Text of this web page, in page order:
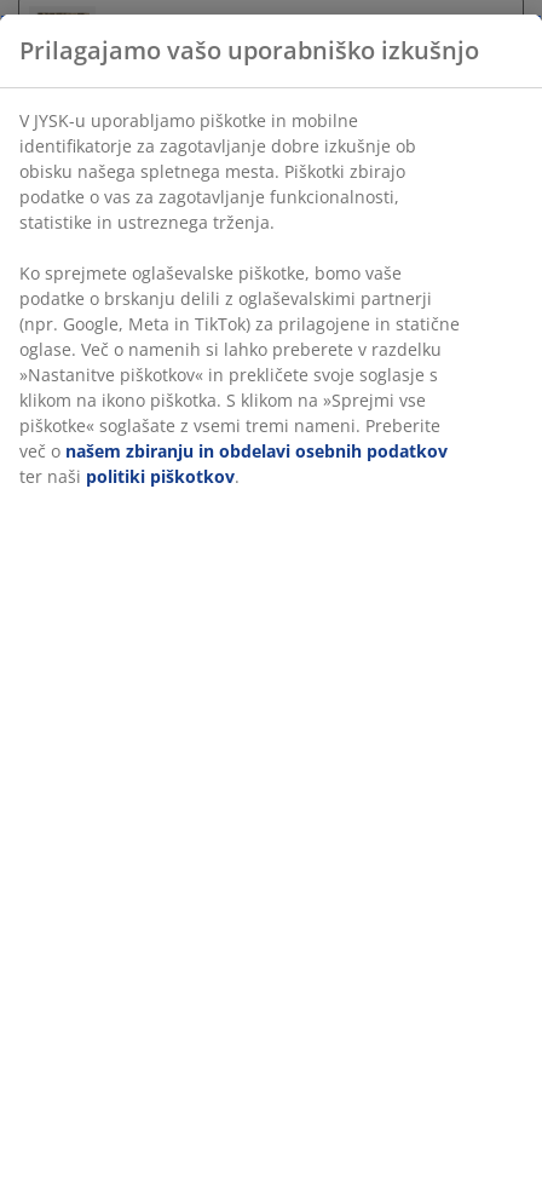
Držalo za brisače
Neomejena vračila
katerokoli JYSK-ovo trgovino
Jamstvo cene
30 dni jamstva cene na vse izdelke
Fleksibilne možnosti dostave
Hitra in enostavna dostava po vašem izboru
Prilagajamo vašo uporabniško izkušnjo
V JYSK-u uporabljamo piškotke in mobilne
identifikatorje za zagotavljanje dobre izkušnje ob
obisku našega spletnega mesta. Piškotki zbirajo
podatke o vas za zagotavljanje funkcionalnosti,
statistike in ustreznega trženja.
Ko sprejmete oglaševalske piškotke, bomo vaše
podatke o brskanju delili z oglaševalskimi partnerji
(npr. Google, Meta in TikTok) za prilagojene in statične
oglase. Več o namenih si lahko preberete v razdelku
»Nastanitve piškotkov« in prekličete svoje soglasje s
klikom na ikono piškotka. S klikom na »Sprejmi vse
piškotke« soglašate z vsemi tremi nameni. Preberite
več o našem zbiranju in obdelavi osebnih podatkov
ter naši politiki piškotkov.